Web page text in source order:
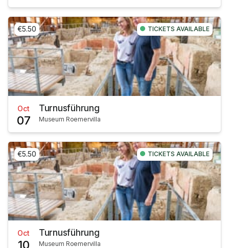
€5.50 TICKETS AVAILABLE
Oct
07
Turnusführung
Museum Roemervilla
€5.50 TICKETS AVAILABLE
Oct
10
Turnusführung
Museum Roemervilla